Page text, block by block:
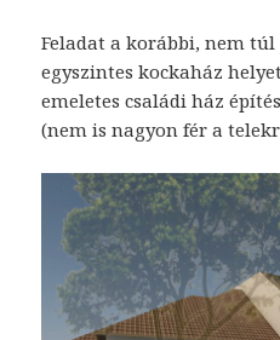
Feladat a korábbi, nem
egyszintes kockaház
emeletes családi ház
(nem is nagyon fér a